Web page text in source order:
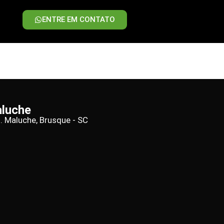
ENTRE EM CONTATO
Brusque - SC